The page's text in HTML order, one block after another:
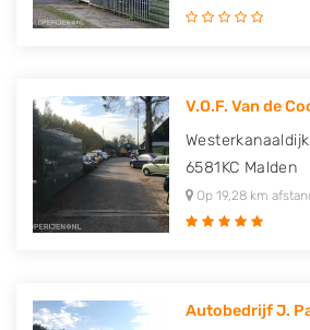
V.O.F. Van de
Westerkanaaldijk
6581KC Malden
Op 19,28 km
Autobedrijf J.